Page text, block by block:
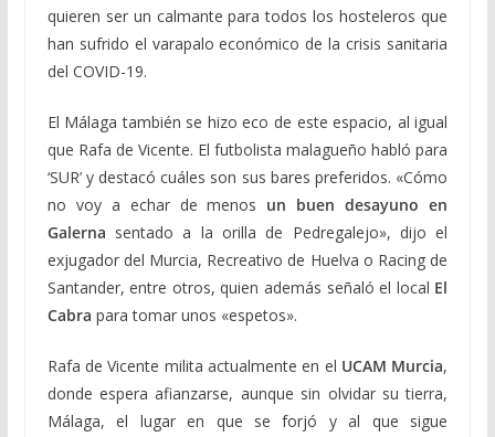
quieren ser un calmante para todos los hosteleros que
han sufrido el varapalo económico de la crisis sanitaria
del COVID-19.
El Málaga también se hizo eco de este espacio, al igual
que Rafa de Vicente. El futbolista malagueño habló para
‘SUR’ y destacó cuáles son sus bares preferidos. «Cómo
no voy a echar de menos un buen desayuno en
Galerna sentado a la orilla de Pedregalejo», dijo el
exjugador del Murcia, Recreativo de Huelva o Racing de
Santander, entre otros, quien además señaló el local El
Cabra para tomar unos «espetos».
Rafa de Vicente milita actualmente en el UCAM Murcia,
donde espera afianzarse, aunque sin olvidar su tierra,
Málaga, el lugar en que se forjó y al que sigue